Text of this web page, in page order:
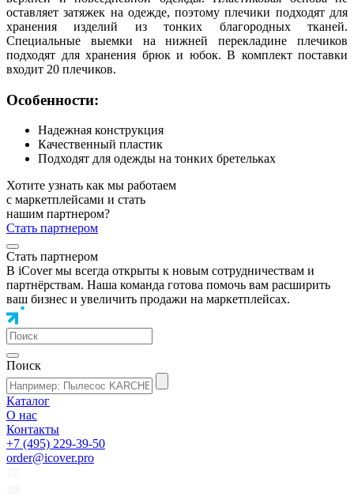
оставляет затяжек на одежде, поэтому плечики подходят для
хранения изделий из тонких благородных тканей.
Специальные выемки на нижней перекладине плечиков
подходят для хранения брюк и юбок. В комплект поставки
входит 20 плечиков.
Особенности:
Надежная конструкция
Качественный пластик
Подходят для одежды на тонких бретельках
Хотите узнать как мы работаем
с маркетплейсами и стать
нашим партнером?
Стать партнером
Стать партнером
В iCover мы всегда открыты к новым сотрудничествам и
партнёрствам. Наша команда готова помочь вам расширить
ваш бизнес и увеличить продажи на маркетплейсах.
Поиск
Каталог
О нас
Контакты
+7 (495) 229-39-50
order@icover.pro